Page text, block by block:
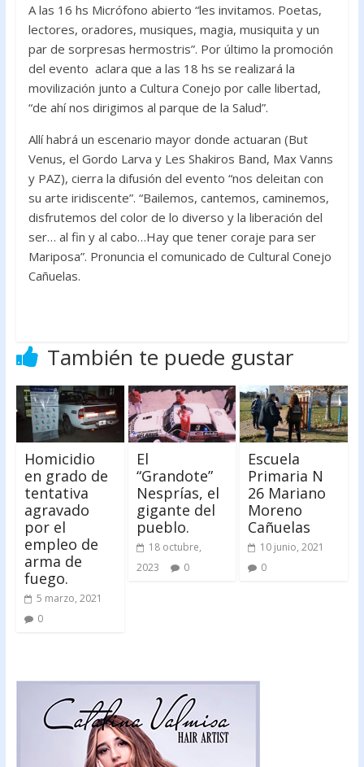
A las 16 hs Micrófono abierto “les invitamos. Poetas,
lectores, oradores, musiques, magia, musiquita y un
par de sorpresas hermostris”. Por último la promoción
del evento aclara que a las 18 hs se realizará la
movilización junto a Cultura Conejo por calle libertad,
“de ahí nos dirigimos al parque de la Salud”.
Allí habrá un escenario mayor donde actuaran (But
Venus, el Gordo Larva y Les Shakiros Band, Max Vanns
y PAZ), cierra la difusión del evento “nos deleitan con
su arte iridiscente”. “Bailemos, cantemos, caminemos,
disfrutemos del color de lo diverso y la liberación del
ser… al fin y al cabo…Hay que tener coraje para ser
Mariposa”. Pronuncia el comunicado de Cultural Conejo
Cañuelas.
También te puede gustar
Homicidio
en grado de
tentativa
agravado
por el
empleo de
arma de
fuego.
5 marzo, 2021
0
El
“Grandote”
Nesprías, el
gigante del
pueblo.
18 octubre,
2023
0
Escuela
Primaria N
26 Mariano
Moreno
Cañuelas
10 junio, 2021
0